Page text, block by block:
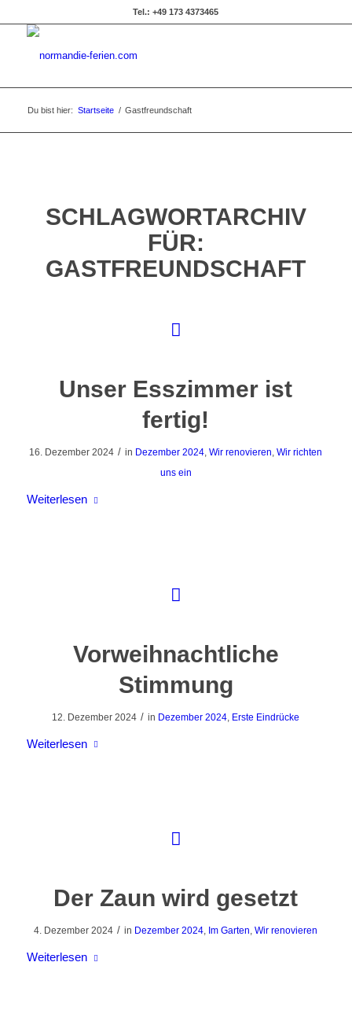
Tel.: +49 173 4373465
Du bist hier: Startseite / Gastfreundschaft
SCHLAGWORTARCHIV
FÜR:
GASTFREUNDSCHAFT
Unser Esszimmer ist
fertig!
16. Dezember 2024 / in Dezember 2024,Wir renovieren,Wir richten
uns ein
Weiterlesen
Vorweihnachtliche
Stimmung
12. Dezember 2024 / in Dezember 2024 Erste Eindrücke
Weiterlesen
Der Zaun wird gesetzt
4. Dezember 2024 / in Dezember 2024, Im Garten,Wir renovieren
Weiterlesen